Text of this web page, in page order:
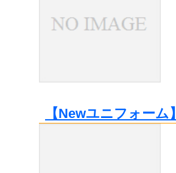
【Newユニフォーム】